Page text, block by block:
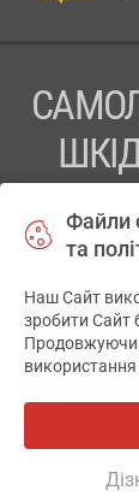
ПЕРЕД
ТОВ
© 2014-
Файли
та
Наш Сайт
зробити Сайт
Продовжуючи